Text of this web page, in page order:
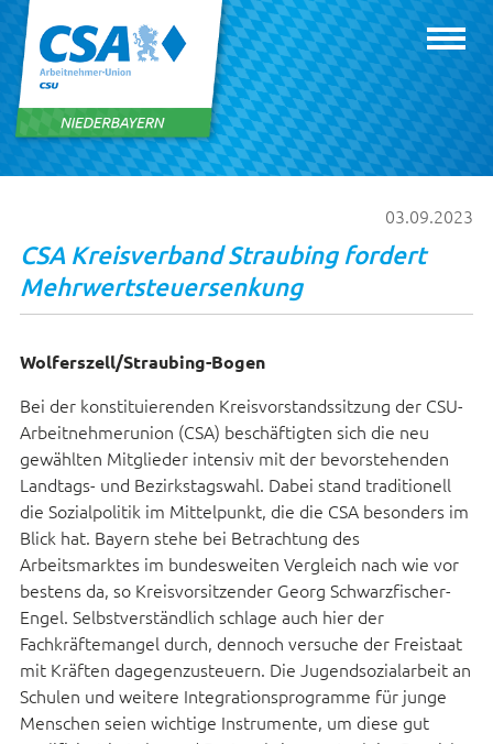
03.09.2023
CSA Kreisverband Straubing fordert
Mehrwertsteuersenkung
Wolferszell/Straubing-Bogen
Bei der konstituierenden Kreisvorstandssitzung der CSU-
Arbeitnehmerunion (CSA) beschäftigten sich die neu
gewählten Mitglieder intensiv mit der bevorstehenden
Landtags- und Bezirkstagswahl. Dabei stand traditionell
die Sozialpolitik im Mittelpunkt, die die CSA besonders im
Blick hat. Bayern stehe bei Betrachtung des
Arbeitsmarktes im bundesweiten Vergleich nach wie vor
bestens da, so Kreisvorsitzender Georg Schwarzfischer-
Engel. Selbstverständlich schlage auch hier der
Fachkräftemangel durch, dennoch versuche der Freistaat
mit Kräften dagegenzusteuern. Die Jugendsozialarbeit an
Schulen und weitere Integrationsprogramme für junge
Menschen seien wichtige Instrumente, um diese gut